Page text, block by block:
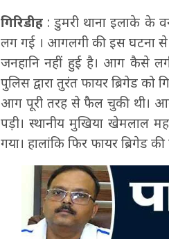
गिरिडीह : डुमरी थाना इलाके के
लग गई । आगलगी की इस घटना से
जनहानि नहीं हुई है। आग कैसे
पुलिस द्वारा तुरंत फायर ब्रिगेड को
आग पूरी तरह से फैल चुकी थी।
पड़ी। स्थानीय मुखिया खेमलाल
गया। हालांकि फिर फायर ब्रिगेड